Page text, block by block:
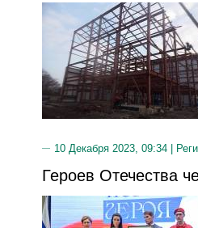
10 Декабря 2023, 09:34 |
Героев Отечества